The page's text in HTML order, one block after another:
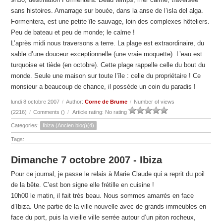
sans histoires. Amarrage sur bouée, dans la anse de l’isla del alga.
Formentera, est une petite île sauvage, loin des complexes hôteliers.
Peu de bateau et peu de monde; le calme !
L’après midi nous traversons a terre. La plage est extraordinaire, du
sable d’une douceur exceptionnelle (une vraie moquette). L’eau est
turquoise et tiède (en octobre). Cette plage rappelle celle du bout du
monde. Seule une maison sur toute l’île : celle du propriétaire ! Ce
monsieur a beaucoup de chance, il possède un coin du paradis !
lundi 8 octobre 2007 / Author:Corne de Brume / Number of views
(2216) / Comments () / Article rating: No rating
Categories: Ibiza (Ancien blog)(4)
Tags:
Dimanche 7 octobre 2007 - Ibiza
Pour ce journal, je passe le relais à Marie Claude qui a reprit du poil
de la bête. C’est bon signe elle frétille en cuisine !
10h00 le matin, il fait très beau. Nous sommes amarrés en face
d’Ibiza. Une partie de la ville nouvelle avec de grands immeubles en
face du port, puis la vieille ville serrée autour d’un piton rocheux,